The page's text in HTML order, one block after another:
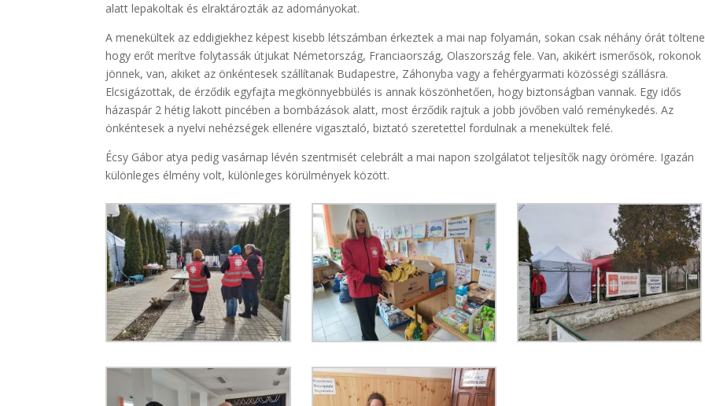
alatt lepakoltak és elraktározták az adományokat.
A menekültek az eddigiekhez képest kisebb létszámban érkeztek a mai nap folyamán, sokan csak néhány órát
hogy erőt merítve folytassák útjukat Németország, Franciaország, Olaszország fele. Van, akikért ismerősök, rokonok
jönnek, van, akiket az önkéntesek szállítanak Budapestre, Záhonyba vagy a fehérgyarmati közösségi szállásra.
Elcsigázottak, de érződik egyfajta megkönnyebbülés is annak köszönhetően, hogy biztonságban vannak. Egy idős
házaspár 2 hétig lakott pincében a bombázások alatt, most érződik rajtuk a jobb jövőben való reménykedés. Az
önkéntesek a nyelvi nehézségek ellenére vigasztaló, biztató szeretettel fordulnak a menekültek felé.
Écsy Gábor atya pedig vasárnap lévén szentmisét celebrált a mai napon szolgálatot teljesítők nagy örömére. Igazán
különleges élmény volt, különleges körülmények között.